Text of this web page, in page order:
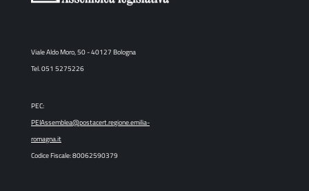
Viale Aldo Moro, 50 - 40127 Bologna
Tel. 051 5275226
PEC:
PEIAssemblea@postacert.regione.emilia-
romagna.it
Codice Fiscale: 80062590379